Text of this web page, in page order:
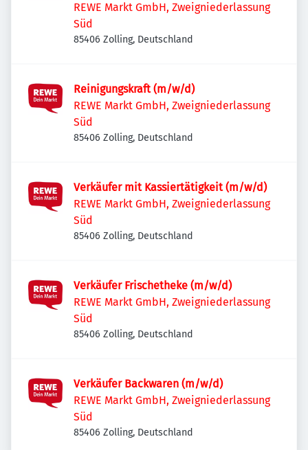
REWE Markt GmbH, Zweigniederlassung
Süd
85406 Zolling, Deutschland
Reinigungskraft (m/w/d)
REWE Markt GmbH, Zweigniederlassung
Süd
85406 Zolling, Deutschland
Verkäufer mit Kassiertätigkeit (m/w/d)
REWE Markt GmbH, Zweigniederlassung
Süd
85406 Zolling, Deutschland
Verkäufer Frischetheke (m/w/d)
REWE Markt GmbH, Zweigniederlassung
Süd
85406 Zolling, Deutschland
Verkäufer Backwaren (m/w/d)
REWE Markt GmbH, Zweigniederlassung
Süd
85406 Zolling, Deutschland